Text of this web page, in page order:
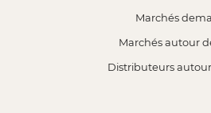
Marchés
Marchés autour
Distributeurs